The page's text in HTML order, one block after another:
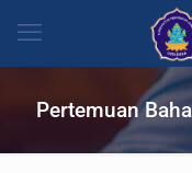
Pertemuan